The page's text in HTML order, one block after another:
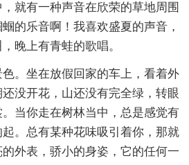
就有一种声音在欣荣的草地周围
的乐音啊！我喜欢盛夏的声音，
晚上有青蛙的歌唱。
坐在放假回家的车上，看着外
没开花，山还没有完全绿，转眼
当你走在树林当中，总是感觉有
。总有某种花味吸引着你，那就
外表，骄小的身姿，它的任何一